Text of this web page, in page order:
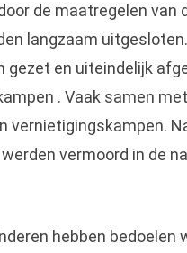
de maatregelen van
langzaam
gezet en uiteindelijk
. Vaak samen
vernietigingskampen.
vermoord in de
hebben bedoelen